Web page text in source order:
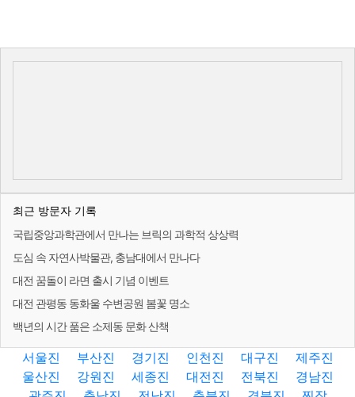
최근 방문자 기록
국립중앙과학관에서 만나는 브릭의 과학적 상상력
도심 속 자연사박물관, 충남대에서 만나다
대전 꿈돌이 라면 출시 기념 이벤트
대전 관평동 동화울 수변공원 봄꽃 명소
백년의 시간 품은 소제동 문화 산책
서울진 부산진 경기진 인천진 대구진
제주진
울산진
강원진 세종진 대전진 전북진
경남진